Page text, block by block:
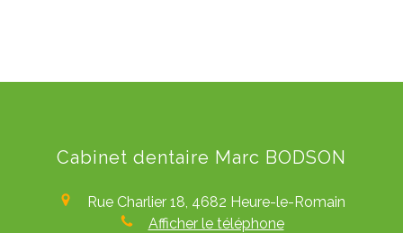
Cabinet dentaire Marc BODSON
Rue Charlier 18, 4682 Heure-le-Romain
Afficher le téléphone